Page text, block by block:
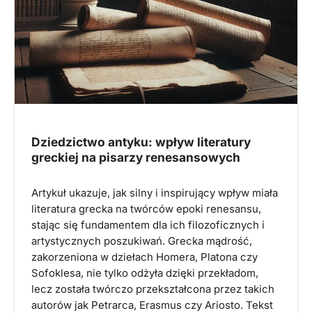
Dziedzictwo antyku: wpływ literatury
greckiej na pisarzy renesansowych
Artykuł ukazuje, jak silny i inspirujący wpływ miała
literatura grecka na twórców epoki renesansu,
stając się fundamentem dla ich filozoficznych i
artystycznych poszukiwań. Grecka mądrość,
zakorzeniona w dziełach Homera, Platona czy
Sofoklesa, nie tylko odżyła dzięki przekładom,
lecz została twórczo przekształcona przez takich
autorów jak Petrarca, Erasmus czy Ariosto. Tekst